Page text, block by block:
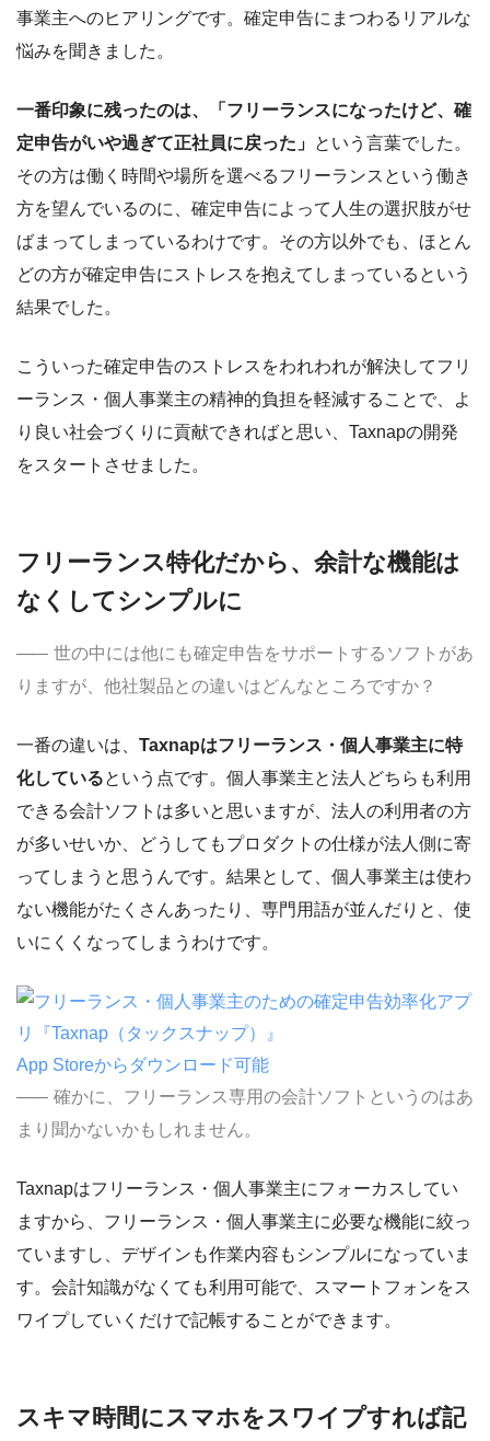
事業主へのヒアリングです。確定申告にまつわるリアルな
悩みを聞きました。
一番印象に残ったのは、「フリーランスになったけど、確
定申告がいや過ぎて正社員に戻った」 という言葉でした。
その方は働く時間や場所を選べるフリーランスという働き
方を望んでいるのに、確定申告によって人生の選択肢がせ
ばまってしまっているわけです。その方以外でも、ほとん
どの方が確定申告にストレスを抱えてしまっているという
結果でした。
こういった確定申告のストレスをわれわれが解決してフリ
ーランス・個人事業主の精神的負担を軽減することで、よ
り良い社会づくりに貢献できればと思い、Taxnapの開発
をスタートさせました。
フリーランス特化だから、余計な機能は
なくしてシンプルに
世の中には他にも確定申告をサポートするソフトがあ
りますが、他社製品との違いはどんなところですか？
一番の違いは、 Taxnapはフリーランス・個人事業主に特
化しているという点です。個人事業主と法人どちらも利用
できる会計ソフトは多いと思いますが、法人の利用者の方
が多いせいか、どうしてもプロダクトの仕様が法人側に寄
ってしまうと思うんです。結果として、個人事業主は使わ
ない機能がたくさんあったり、専門用語が並んだりと、使
いにくくなってしまうわけです。
App Storeからダウンロード可能
確かに、フリーランス専用の会計ソフトというのはあ
まり聞かないかもしれません。
Taxnapはフリーランス・個人事業主にフォーカスしてい
ますから、フリーランス・個人事業主に必要な機能に絞っ
ていますし、デザインも作業内容もシンプルになっていま
す。会計知識がなくても利用可能で、スマートフォンをス
ワイプしていくだけで記帳することができます。
スキマ時間にスマホをスワイプすれば記